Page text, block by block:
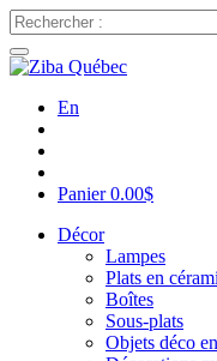
En
Panier0.00$
Décor
Lampes
Plats en
Boîtes
Sous-plats
Objets déco